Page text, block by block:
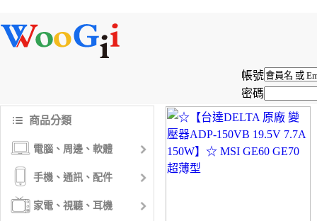
帳號
密碼
商品分類
電腦、周邊、軟體
手機、通訊、配件
家電、視聽、耳機